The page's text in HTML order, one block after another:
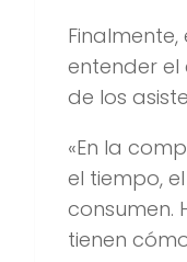
entender
de los
«En la
el tiempo,
consumen.
tienen